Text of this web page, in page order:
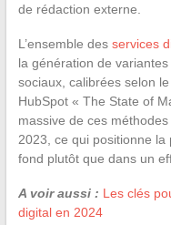
de rédaction externe.
L’ensemble des services
la génération de
sociaux, calibrées selon
HubSpot « The State of
massive de ces
2023, ce qui positionne
fond plutôt que dans un
A voir aussi : Les clés
digital en 2024